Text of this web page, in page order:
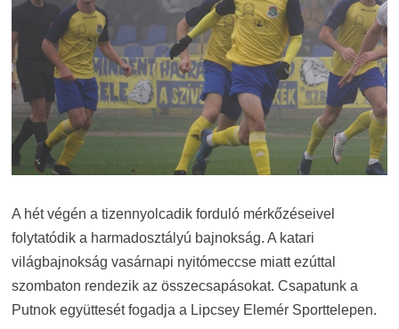
A hét végén a tizennyolcadik forduló mérkőzéseivel
folytatódik a harmadosztályú bajnokság. A katari
világbajnokság vasárnapi nyitómeccse miatt ezúttal
szombaton rendezik az összecsapásokat. Csapatunk a
Putnok együttesét fogadja a Lipcsey Elemér Sporttelepen.